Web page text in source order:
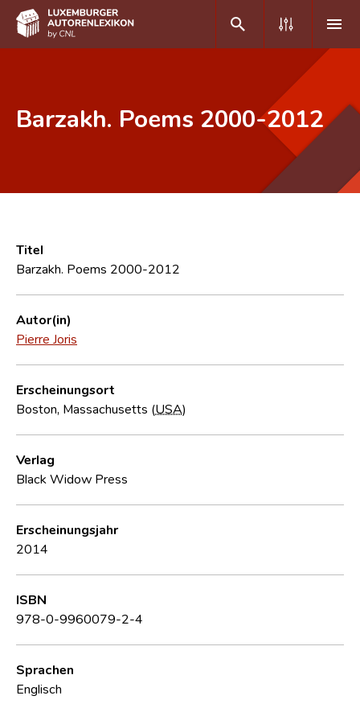
Häufige Fragen und Antworten
CNL
Forschungsgruppe
Kontakt
Barzakh. Poems 2000-2012
Titel
Barzakh. Poems 2000-2012
Autor(in)
Pierre Joris
Erscheinungsort
Boston, Massachusetts (USA)
Verlag
Black Widow Press
Erscheinungsjahr
2014
ISBN
978-0-9960079-2-4
Sprachen
Englisch